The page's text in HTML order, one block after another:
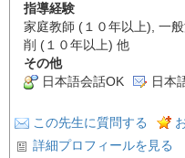
指導経験
家庭教師 (１０年以上), 一
削 (１０年以上) 他
その他
日本語会話OK
日本
この先生に質問する
詳細プロフィールを見る